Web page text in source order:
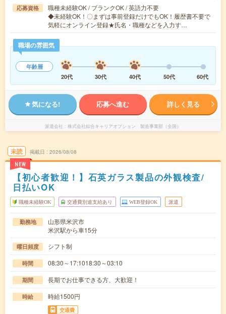
応募資格
職種未経験OK / ブランクOK / 英語力不要
◆未経験OK！〇まずは事前登録だけでもOK！履歴書不要で
気軽にオンライン登録★氏名・職種などを入力す…
職場の雰囲気
年齢層
20代
30代 40代 50代 60代
気になる! 応募へ進む 詳しく見る
派遣会社 株式会社綜合キャリアオプション 製造事業部（全国）
未読
NEW
掲載日 2026/08/08
【初心者歓迎！】石英ガラス製品の外観検査/
日払いOK
職種未経験OK 交通費別途支給あり WEB登録OK 派遣
勤務地
山形県米沢市
米沢駅から車15分
曜日頻度 シフト制
時間 08:30～17:1018:30～03:10
期間 長期でお仕事できる方、大歓迎！
時給 時給1500円
交通費